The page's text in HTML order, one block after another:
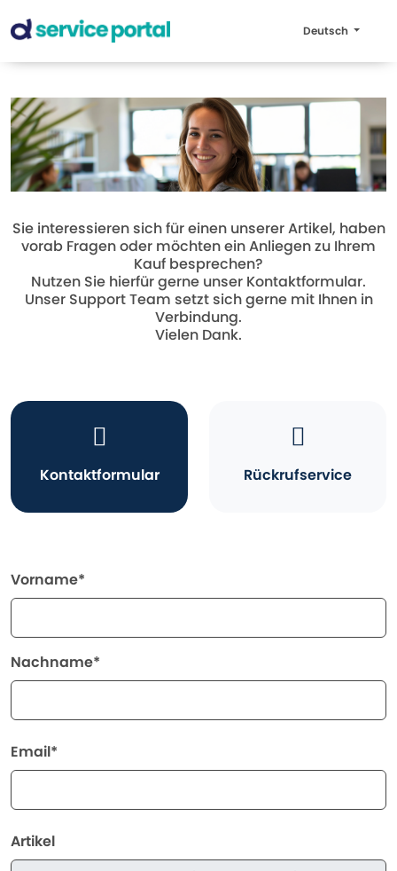
Deutsch
Sie interessieren sich für einen unserer Artikel, haben
vorab Fragen oder möchten ein Anliegen zu Ihrem
Kauf besprechen?
Nutzen Sie hierfür gerne unser Kontaktformular.
Unser Support Team setzt sich gerne mit Ihnen in
Verbindung.
Vielen Dank.
Kontaktformular Rückrufservice
Vorname*
Nachname*
Email*
Artikel